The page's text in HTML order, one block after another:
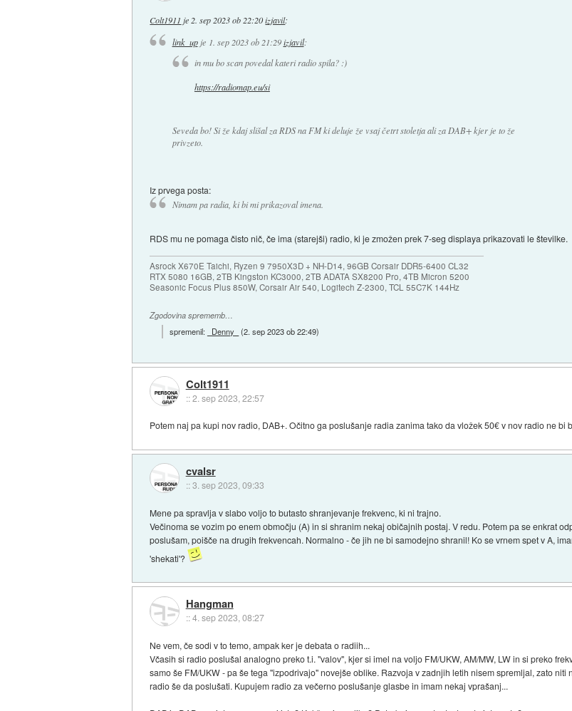
Colt1911 je2. sep 2023 ob 22:20 izjavil:
link_upje 1. sep 2023 ob 21:29 izjavil:
in mu bo scan povedal kateri radio spila? :)
https://radiomap.eu/si
Seveda bo! Si že kdaj slišal za RDS na FM ki deluje že vsaj četrt stoletja ali za DAB+ kjer je to že
privzeto.
Iz prvega posta:
Nimam pa radia, ki bi mi prikazoval imena.
RDS mu ne pomaga čisto nič, če ima (starejši) radio, ki je zmožen prek 7-seg displaya prikazovati le številke.
Asrock X670E Taichi, Ryzen 9 7950X3D + NH-D14, 96GB Corsair DDR5-6400 CL32
RTX 5080 16GB, 2TB Kingston KC3000, 2TB ADATA SX8200 Pro, 4TB Micron 5200
Seasonic Focus Plus 850W, Corsair Air 540, Logitech Z-2300, TCL 55C7K 144Hz
Zgodovina sprememb…
spremenil: _Denny_ (2. sep 2023 ob 22:49)
Colt1911
::2. sep 2023, 22:57
Potem naj pa kupi nov radio, DAB+. Očitno ga poslušanje radia zanima tako da vložek 50€ v nov radio ne bi
cvalsr
::3. sep 2023, 09:33
Mene pa spravlja v slabo voljo to butasto shranjevanje frekvenc, ki ni trajno.
Večinoma se vozim po enem območju (A) in si shranim nekaj običajnih postaj. V redu. Potem pa se enkrat
poslušam, poišče na drugih frekvencah. Normalno - če jih ne bi samodejno shranil! Ko se vrnem spet v A,
'shekati'?
Hangman
::4. sep 2023, 08:27
Ne vem, če sodi v to temo, ampak ker je debata o radiih...
Včasih si radio poslušal analogno preko t.i. "valov", kjer si imel na voljo FM/UKW, AM/MW, LW in si preko
samo še FM/UKW - pa še tega "izpodrivajo" novejše oblike. Razvoja v zadnjih letih nisem spremljal, zato
radio še da poslušati. Kupujem radio za večerno poslušanje glasbe in imam nekaj vprašanj...